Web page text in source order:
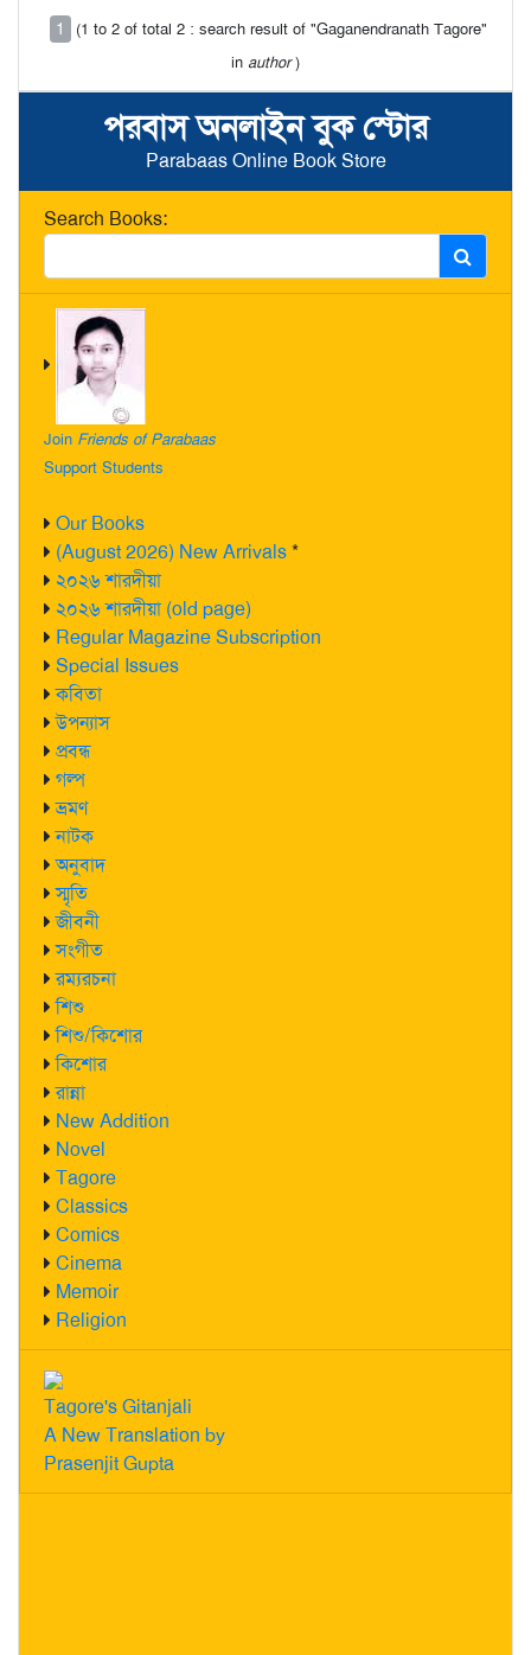
পরবাস অনলাইন বুক স্টোর
Parabaas Online Book Store
Search Books:
Join Friends of Parabaas
Support Students
Our Books
(August 2026) New Arrivals*
২০২৬ শারদীয়া
২০২৬ শারদীয়া (old page)
Regular Magazine Subscription
Special Issues
কবিতা
উপন্যাস
প্রবন্ধ
গল্প
ভ্রমণ
নাটক
অনুবাদ
স্মৃতি
জীবনী
সংগীত
রম্যরচনা
শিশু
শিশু/কিশোর
কিশোর
রান্না
New Addition
Novel
Tagore
Classics
Comics
Cinema
Memoir
Religion
Tagore's Gitanjali
A New Translation by
Prasenjit Gupta
1
(1 to 2 of total 2 : search result of "Gaganendranath Tagore"
in author)